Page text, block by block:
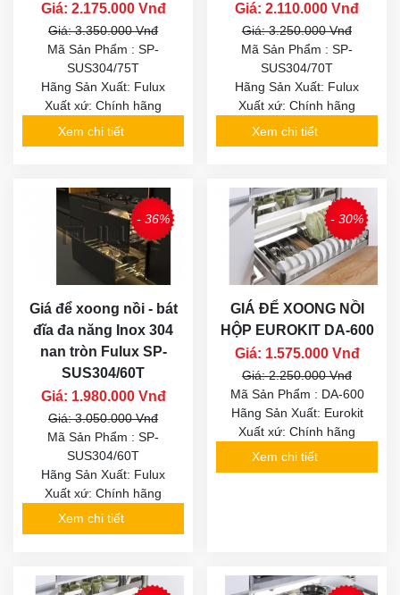
Giá: 2.175.000 Vnđ
Giá: 3.350.000 Vnđ
Mã Sản Phẩm : SP-
SUS304/75T
Hãng Sản Xuất: Fulux
Xuất xứ: Chính hãng
Xem chi tiết
Giá: 2.110.000 Vnđ
Giá: 3.250.000 Vnđ
Mã Sản Phẩm : SP-
SUS304/70T
Hãng Sản Xuất: Fulux
Xuất xứ: Chính hãng
Xem chi tiết
- 36%
Giá để xoong nồi - bát
đĩa đa năng Inox 304
nan tròn Fulux SP-
SUS304/60T
Giá: 1.980.000 Vnđ
Giá: 3.050.000 Vnđ
Mã Sản Phẩm : SP-
SUS304/60T
Hãng Sản Xuất: Fulux
Xuất xứ: Chính hãng
Xem chi tiết
- 30%
GIÁ ĐỂ XOONG NỒI
HỘP EUROKIT DA-600
Giá: 1.575.000 Vnđ
Giá: 2.250.000 Vnđ
Mã Sản Phẩm : DA-600
Hãng Sản Xuất: Eurokit
Xuất xứ: Chính hãng
Xem chi tiết